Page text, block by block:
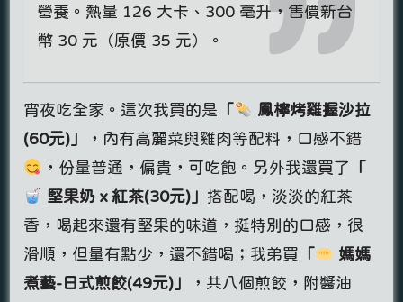
營養。熱量 126 大卡、300 毫升，售價新台
幣 30 元（原價 35 元）。
宵夜吃全家。這次我買的是 「
鳳檸烤雞握沙拉
(60元)」
，內有高麗菜與雞肉等配料，口感不錯
，份量普通，偏貴，可吃飽。另外我還買了
「
堅果奶ｘ紅茶(30元)」 搭配喝，淡淡的紅茶
香，喝起來還有堅果的味道，挺特別的口感，很
滑順，但量有點少，還不錯喝；我弟買 「
媽媽
煮藝-日式煎餃(49元)」
，共八個煎餃，附醬油